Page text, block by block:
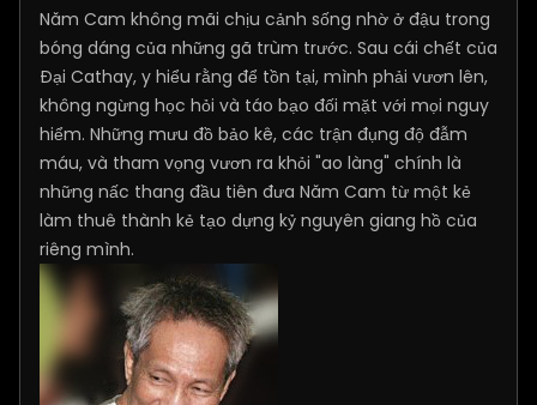
Năm Cam không mãi chịu cảnh sống nhờ ở đậu trong
bóng dáng của những gã trùm trước. Sau cái chết của
Đại Cathay, y hiểu rằng để tồn tại, mình phải vươn lên,
không ngừng học hỏi và táo bạo đối mặt với mọi nguy
hiểm. Những mưu đồ bảo kê, các trận đụng độ đẫm
máu, và tham vọng vươn ra khỏi "ao làng" chính là
những nấc thang đầu tiên đưa Năm Cam từ một kẻ
làm thuê thành kẻ tạo dựng kỷ nguyên giang hồ của
riêng mình.